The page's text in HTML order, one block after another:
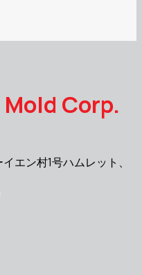
Corp.
エン村1号ハムレット、